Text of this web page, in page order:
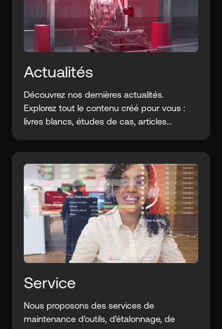
Actualités
Découvrez nos dernières actualités.
Explorez tout le contenu créé pour vous :
livres blancs, études de cas, articles
Service
Nous proposons des services de
maintenance d'outils, d'étalonnage, de